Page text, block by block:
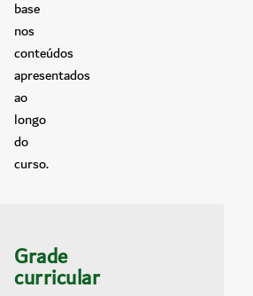
base
nos
conteúdos
apresentados
ao
longo
do
curso.
Grade
curricular